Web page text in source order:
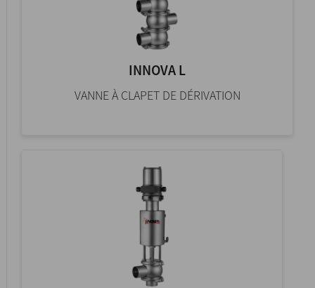
INNOVA L
VANNE À CLAPET DE DÉRIVATION